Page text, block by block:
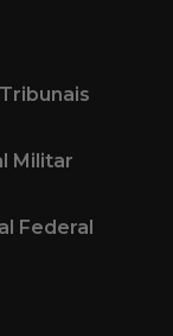
Militar
Federal